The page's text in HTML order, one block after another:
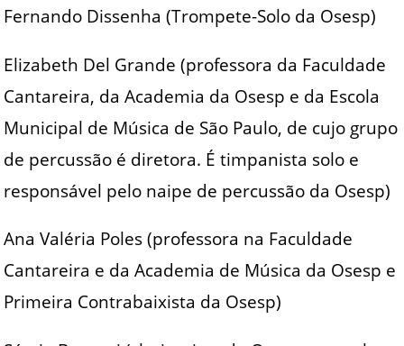
Fernando Dissenha (Trompete-Solo da Osesp)
Elizabeth Del Grande (professora da Faculdade
Cantareira, da Academia da Osesp e da Escola
Municipal de Música de São Paulo, de cujo grupo
de percussão é diretora. É timpanista solo e
responsável pelo naipe de percussão da Osesp)
Ana Valéria Poles (professora na Faculdade
Cantareira e da Academia de Música da Osesp e
Primeira Contrabaixista da Osesp)